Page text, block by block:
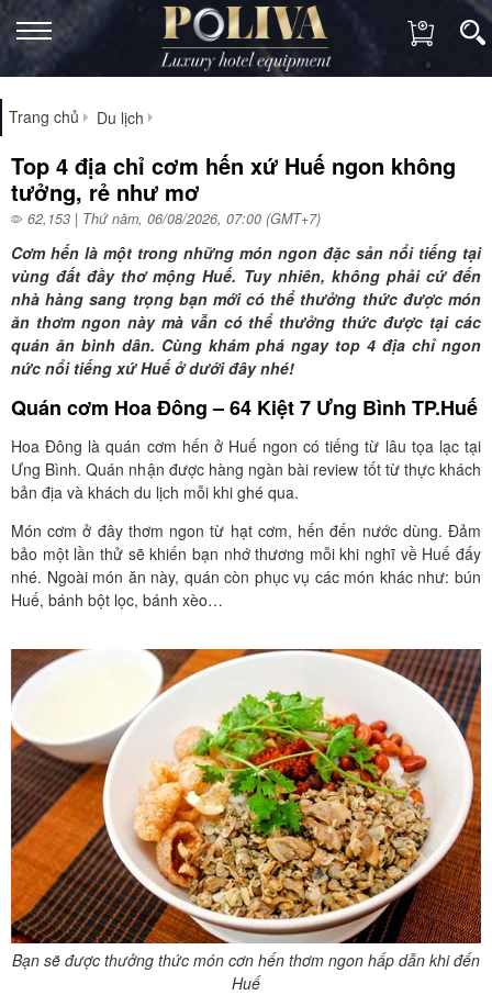
Trang chủ Du lịch
Top 4 địa chỉ cơm hến xứ Huế ngon không
tưởng, rẻ như mơ
62,153 | Thứ năm, 06/08/2026, 07:00 (GMT+7)
Cơm hến là một trong những món ngon đặc sản nổi tiếng tại
vùng đất đầy thơ mộng Huế. Tuy nhiên, không phải cứ đến
nhà hàng sang trọng bạn mới có thể thưởng thức được món
ăn thơm ngon này mà vẫn có thể thưởng thức được tại các
quán ăn bình dân. Cùng khám phá ngay top 4 địa chỉ ngon
nức nổi tiếng xứ Huế ở dưới đây nhé!
Quán cơm Hoa Đông – 64 Kiệt 7 Ưng Bình TP.Huế
Hoa Đông là quán cơm hến ở Huếngon có tiếng từ lâu tọa lạc tại
Ưng Bình. Quán nhận được hàng ngàn bài review tốt từ thực khách
bản địa và khách du lịch mỗi khi ghé qua.
Món cơm ở đây thơm ngon từ hạt cơm, hến đến nước dùng. Đảm
bảo một lần thử sẽ khiến bạn nhớ thương mỗi khi nghĩ về Huế đấy
nhé. Ngoài món ăn này, quán còn phục vụ các món khác như: bún
Huế, bánh bột lọc, bánh xèo…
Bạn sẽ được thưởng thức món cơn hến thơm ngon hấp dẫn khi đến
Huế